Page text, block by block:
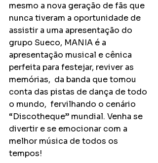
mesmo a nova geração de fãs que
nunca tiveram a oportunidade de
assistir a uma apresentação do
grupo Sueco, MANIA é a
apresentação musical e cênica
perfeita para festejar, reviver as
memórias,  da banda que tomou
conta das pistas de dança de todo
o mundo,  fervilhando o cenário
“Discotheque” mundial. Venha se
divertir e se emocionar com a
melhor música de todos os
tempos!